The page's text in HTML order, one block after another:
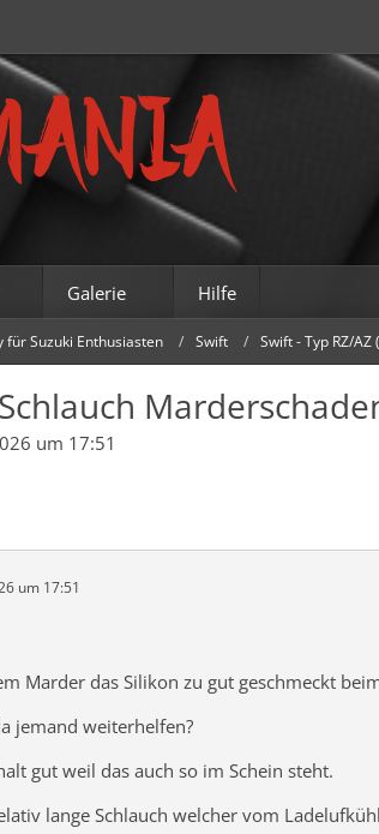
Galerie Hilfe
Suzuki Enthusiasten Swift Swift - Typ RZ/AZ
um 17:51
um 17:51
Marder das Silikon zu gut geschmeckt
jemand weiterhelfen?
gut weil das auch so im Schein steht.
lange Schlauch welcher vom